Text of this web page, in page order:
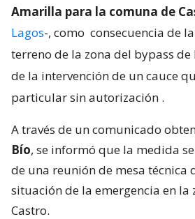
Amarilla para la comuna de
Lagos-, como consecuencia de
terreno de la zona del bypass
de la intervención de un cauce
particular sin autorización .
A través de un comunicado
Bío, se informó que la medida
de una reunión de mesa técnica
situación de la emergencia en la
Castro.